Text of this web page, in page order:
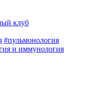
клуб
#пульмонология
и иммунология